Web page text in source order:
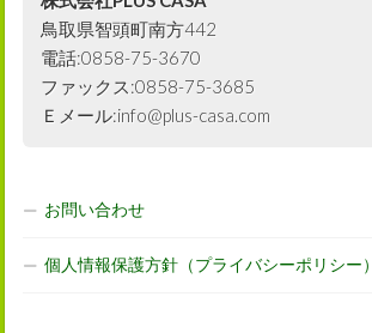
鳥取県智頭町南方442
電話:0858-75-3670
ファックス:0858-75-3685
Ｅメール:info@plus-casa.com
お問い合わせ
個人情報保護方針（プライバシーポリシー）